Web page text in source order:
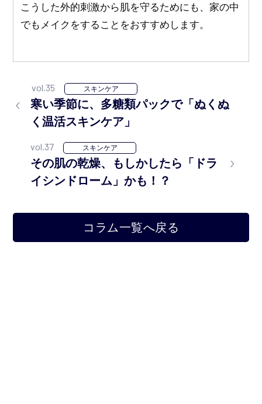
こうした外的刺激から肌を守るためにも、家の中
でもメイクをすることをおすすめします。
vol.35 スキンケア
寒い季節に、多糖類パックで「ぬくぬ
く温活スキンケア」
vol.37 スキンケア
その肌の乾燥、もしかしたら「ドラ
イシンドローム」かも！？
コラム一覧へ戻る